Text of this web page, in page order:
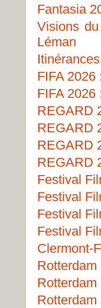
Fantasia
Visions
Léman
FIFA 2026
FIFA 2026
REGARD
REGARD
REGARD
REGARD
Festival
Festival
Festival
Festival
Clermont-